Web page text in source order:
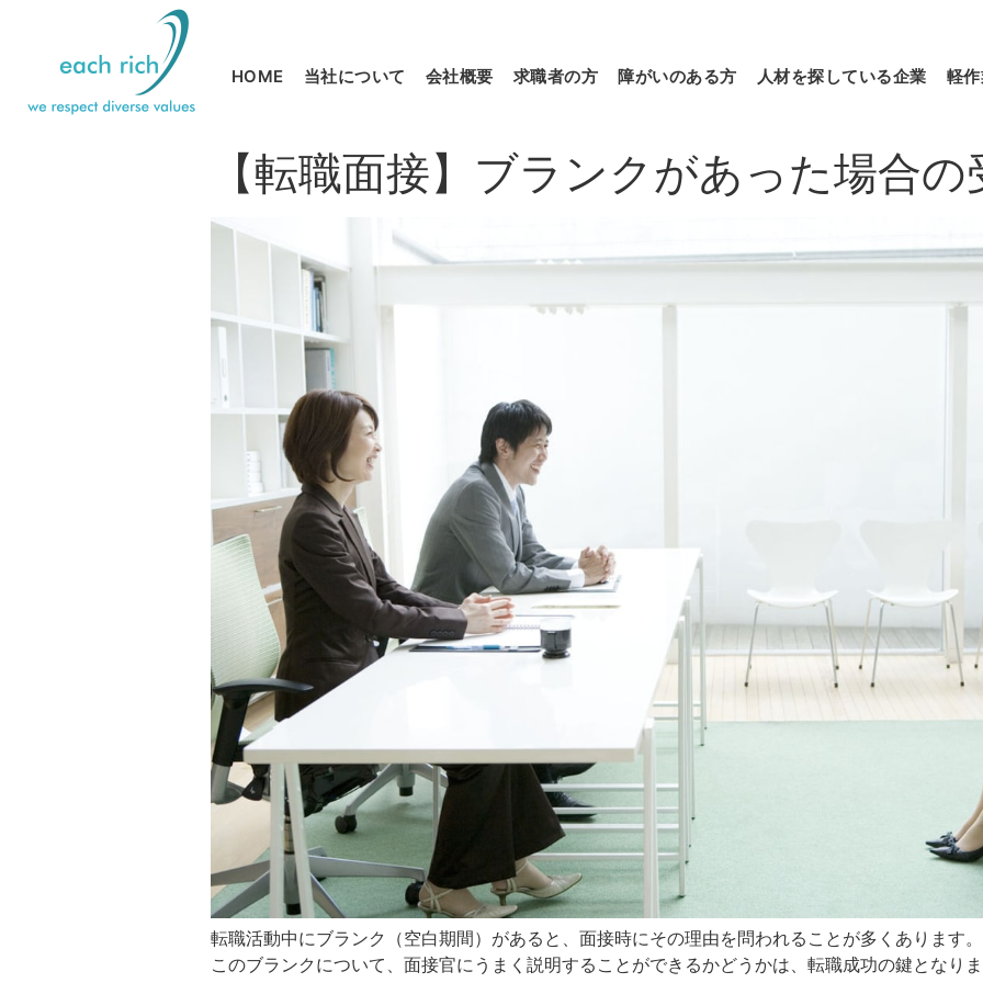
HOME 当社について 会社概要 求職者の方 障がいのある方 人材を探している企業 軽
【転職面接】ブランクがあった場合
転職活動中にブランク（空白期間）があると、面接時にその理由を問われることが多くあります。
このブランクについて、面接官にうまく説明することができるかどうかは、転職成功の鍵となり